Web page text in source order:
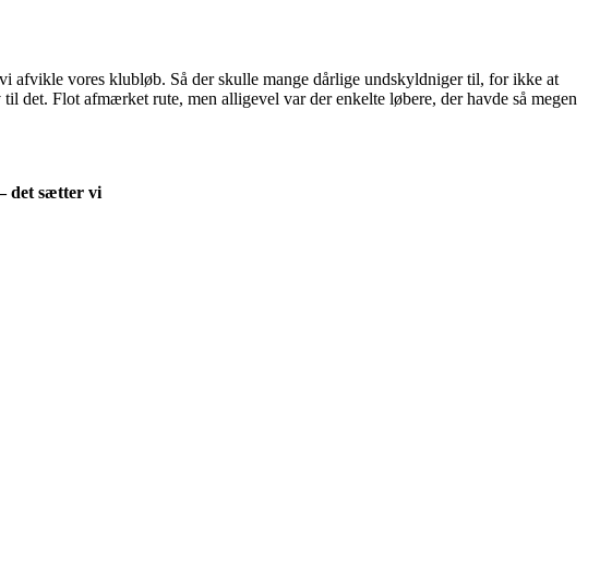
afvikle vores klubløb. Så der skulle mange dårlige undskyldniger til, for ikke at
det. Flot afmærket rute, men alligevel var der enkelte løbere, der havde så megen
det sætter vi